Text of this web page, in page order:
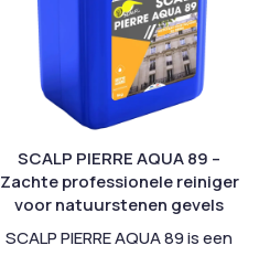
SCALP PIERRE AQUA 89 –
Zachte professionele reiniger
voor natuurstenen gevels
SCALP PIERRE AQUA 89 is een